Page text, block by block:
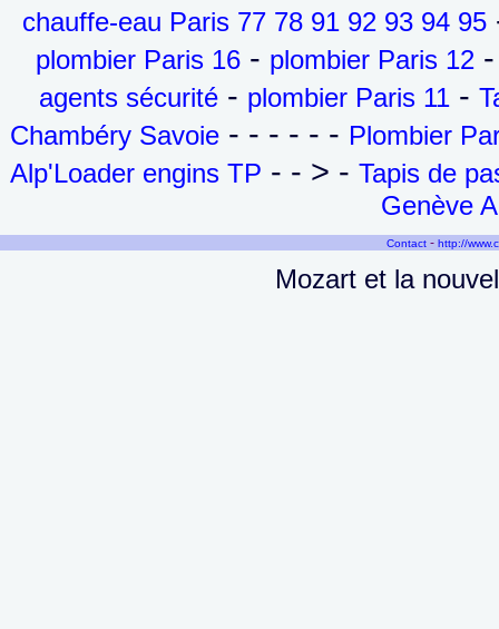
chauffe-eau Paris 77 78 91 92 93 94 95
plombier Paris 16 - plombier Paris 12
agents sécurité - plombier Paris 11 -
Chambéry Savoie - - - - - - Plombier
Alp'Loader engins TP - - > - Tapis de
Genève
Contact - http://
Mozart et la